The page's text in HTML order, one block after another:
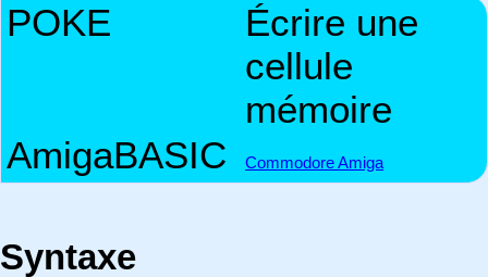
POKE
Écrire une
cellule
mémoire
AmigaBASIC
Commodore Amiga
Syntaxe